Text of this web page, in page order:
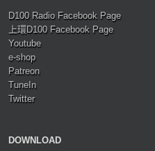
D100 Radio Facebook Page
上環D100 Facebook Page
Youtube
e-shop
Patreon
TuneIn
Twitter
DOWNLOAD